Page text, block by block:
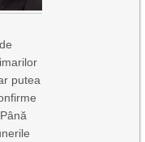
putea